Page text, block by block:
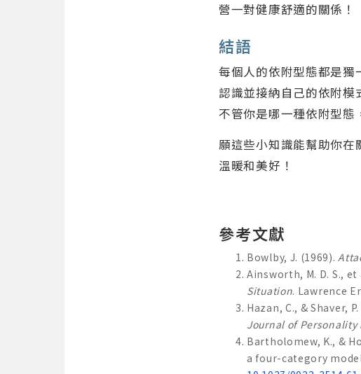
營一對健康舒適的關係！
結語
每個人的依附型態都是獨
認識並接納自己的依附模
不管你是哪一種依附型態
願這些小知識能幫助你在
溫暖和美好！
參考文獻
Bowlby, J. (1969).
Ainsworth, M. D. S., et
Situation. Lawrence
Hazan, C., & Shaver,
Journal of Personality
Bartholomew, K., &
a four-category